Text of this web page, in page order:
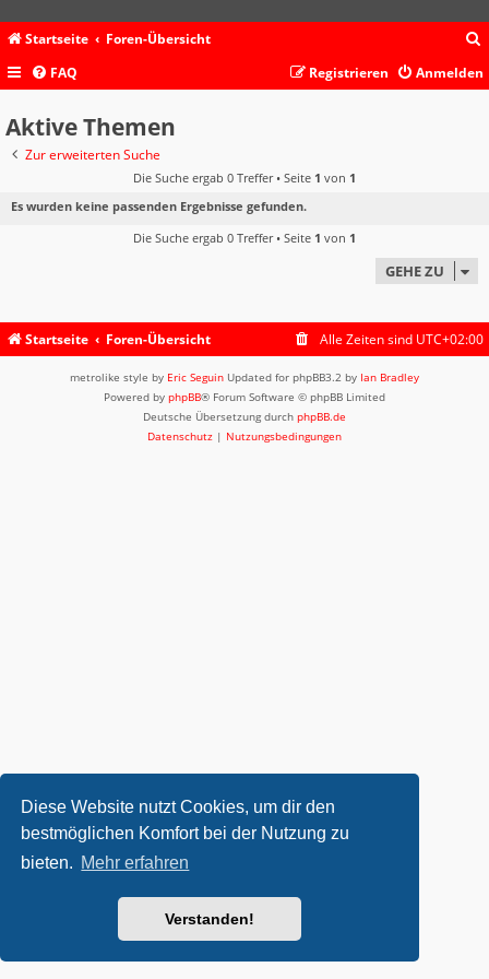
Diese Website nutzt Cookies, um dir den
bestmöglichen Komfort bei der Nutzung zu
bieten. Mehr erfahren
Verstanden!
Startseite Foren-Übersicht
c
FAQ Anmelden
Registrieren
Aktive Themen
Zur erweiterten Suche
Die Suche ergab 0 Treffer • Seite 1 von 1
Es wurden keine passenden Ergebnisse gefunden.
Die Suche ergab 0 Treffer • Seite 1 von 1
GEHE ZU
Startseite Foren-Übersicht Alle Zeiten sind UTC+02:00
metrolike style by Eric Seguin Updated for phpBB3.2 by Ian Bradley
Powered by phpBB® Forum Software © phpBB Limited
Deutsche Übersetzung durch phpBB.de
Datenschutz | Nutzungsbedingungen